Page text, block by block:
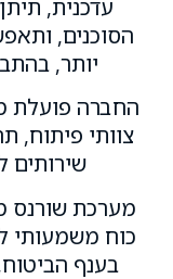
עדכנית,
הסוכנים,
יותר,
החברה פועלת
צוותי פיתוח,
שירותים
מערכת שורנס
כוח משמעותי
בענף